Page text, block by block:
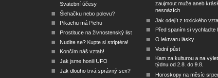
Svatební účesy
Šlehačku nebo polevu?
Pikachu má Pichu
Prostituce na živnostenský list
Nudíte se? Kupte si striptéra!
Končím náš vztah!
Jak jsme honili UFO
Jak dlouho trvá správný sex?
zaujmout muže aneb
nesnázích
Jak odejít z toxického
Před spaním si vychlaďte
O lektvaru lásky
Vodní půst
Kam za kulturou a na
týdnu od 2.8. do 9.8.
Horoskopy na měsíc